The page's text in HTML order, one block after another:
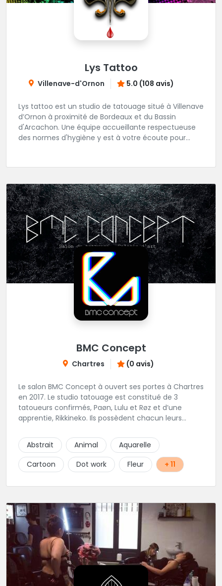
Lys Tattoo
Villenave-d'Ornon 5.0 (108 avis)
Lys tattoo est un studio de tatouage situé à Villenave
d’Ornon à proximité de Bordeaux et du Bassin
d'Arcachon. Une équipe accueillante respectueuse
des normes d'hygiène y est à votre écoute pour
BMC Concept
Chartres (0 avis)
Le salon BMC Concept à ouvert ses portes à Chartres
en 2017. Le studio tatouage est constitué de 3
tatoueurs confirmés, Paøn, Lulu et Røz et d’une
apprentie, Rikkineko. Ils possèdent chacun leurs
souhaitant se faire tatouer de pouvoir construire un
projet entièrement personnalisé. Une pierceuse est
présente en Guest environ une semaine par mois au
salon.
Abstrait Animal
Aquarelle
Cartoon
Dot work Fleur + 11